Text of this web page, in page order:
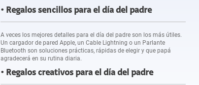
Regalos sencillos para el día del padre
A veces los mejores detalles para el día del padre son los más útiles.
Un cargador de pared Apple, un Cable Lightning o un Parlante
Bluetooth son soluciones prácticas, rápidas de elegir y que papá
agradecerá en su rutina diaria.
Regalos creativos para el día del padre